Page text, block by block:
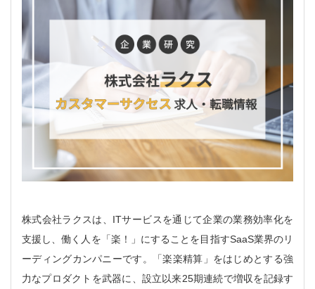
株式会社ラクスは、ITサービスを通じて企業の業務効率化を
支援し、働く人を「楽！」にすることを目指すSaaS業界のリ
ーディングカンパニーです。「楽楽精算」をはじめとする強
力なプロダクトを武器に、設立以来25期連続で増収を記録す